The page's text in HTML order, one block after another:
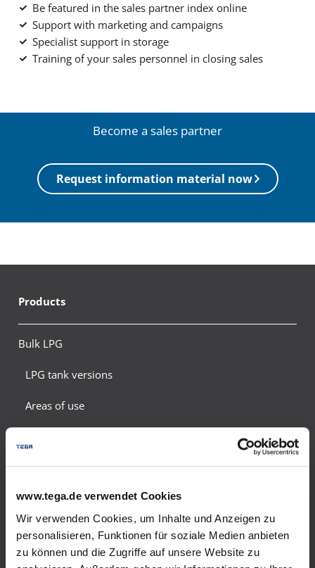
www.tega.de verwendet Cookies
Wir verwenden Cookies, um Inhalte und Anzeigen zu
personalisieren, Funktionen für soziale Medien anbieten
zu können und die Zugriffe auf unsere Website zu
Be featured in the sales partner index online
Support with marketing and campaigns
Specialist support in storage
Training of your sales personnel in closing sales
Become a sales partner
Request information material now
Products
Bulk LPG
LPG tank versions
Areas of use
Energy saving tips
Safety and environmental protection
Meter calculation
Tank gas quote